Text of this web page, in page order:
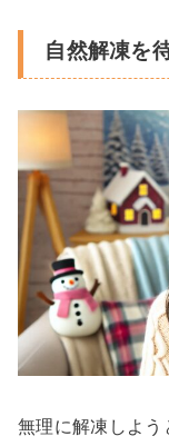
自然解凍を
無理に解凍しよう